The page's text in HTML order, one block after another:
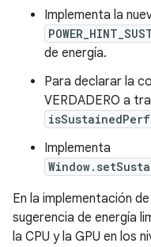
Implementa la
de energía.
Para declarar la
VERDADERO a
Implementa
En la implementación
sugerencia de energía
la CPU y la GPU en los